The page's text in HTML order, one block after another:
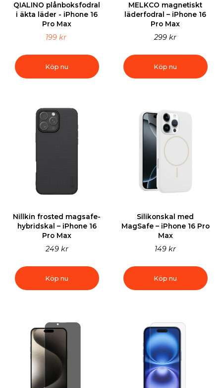
QIALINO plånboksfodral
i äkta läder - iPhone 16
Pro Max
199 kr
Köp nu
MELKCO magnetiskt
läderfodral – iPhone 16
Pro Max
299 kr
Köp nu
Nillkin frosted magsafe-
hybridskal – iPhone 16
Pro Max
249 kr
Köp nu
Silikonskal med
MagSafe – iPhone 16 Pro
Max
149 kr
Köp nu